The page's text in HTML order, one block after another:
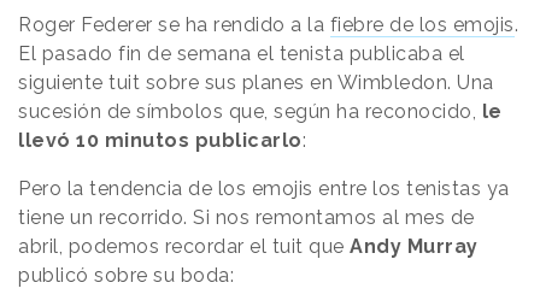
Roger Federer se ha rendido a la fiebre de los emojis.
El pasado fin de semana el tenista publicaba el
siguiente tuit sobre sus planes en Wimbledon. Una
sucesión de símbolos que, según ha reconocido, le
llevó 10 minutos publicarlo:
Pero la tendencia de los emojis entre los tenistas ya
tiene un recorrido. Si nos remontamos al mes de
abril, podemos recordar el tuit que Andy Murray
publicó sobre su boda: